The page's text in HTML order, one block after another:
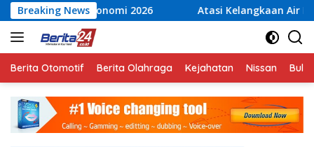
Langsung
ke
konten
Breaking News
2026 Atasi Kelangkaan Air Bersih, Babinsa Peltu
Berita Otomotif Berita Olahraga Kejahatan Nissan